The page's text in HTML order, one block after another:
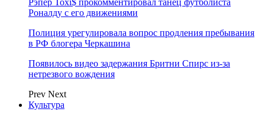
Рэпер Toxi$ прокомментировал танец футболиста
Роналду с его движениями
Полиция урегулировала вопрос продления пребывания
в РФ блогера Черкашина
Появилось видео задержания Бритни Спирс из-за
нетрезвого вождения
Prev Next
Культура